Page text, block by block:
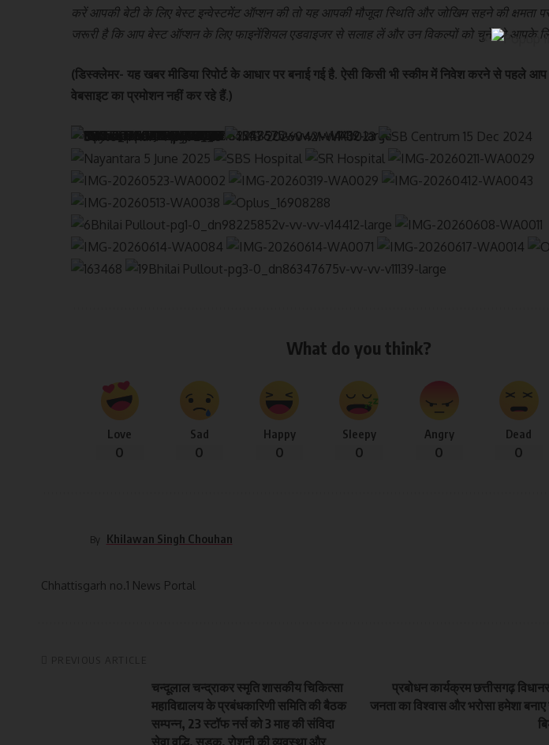
करें आपकी बेटी के लिए बेस्ट इन्वेस्टमेंट ऑप्शन की तो यह आपकी मौजूदा स्थिति और जोखिम सहने की क्षमता पर
जरूरी है कि आप बेस्ट ऑप्शन के लिए फाइनेंशियल एडवाइजर से सलाह लें और उन विकल्पों को चुनें जो आपके
(डिस्क्लेमर- यह खबर मीडिया रिपोर्ट के आधार पर बनाई गई है. ऐसी किसी भी स्कीम में निवेश करने से पहले
वेबसाइट का प्रमोशन नहीं कर रहे हैं.)
What do you think?
Love
0
Sad
0
Happy
0
Sleepy
0
Angry
0
Dead
0
By Khilawan Singh Chouhan
Chhattisgarh no.1 News Portal
चन्दूलाल चन्द्राकर स्मृति शासकीय चिकित्सा
महाविद्यालय के प्रबंधकारिणी समिति की बैठक
सम्पन्न, 23 स्टॉफ नर्स को 3 माह की संविदा
सेवा वृद्धि, सड़क, रोशनी की व्यवस्था और
प्रबोधन कार्यक्रम छत्तीसगढ़
जनता का विश्वास और भरोसा हमेशा
×